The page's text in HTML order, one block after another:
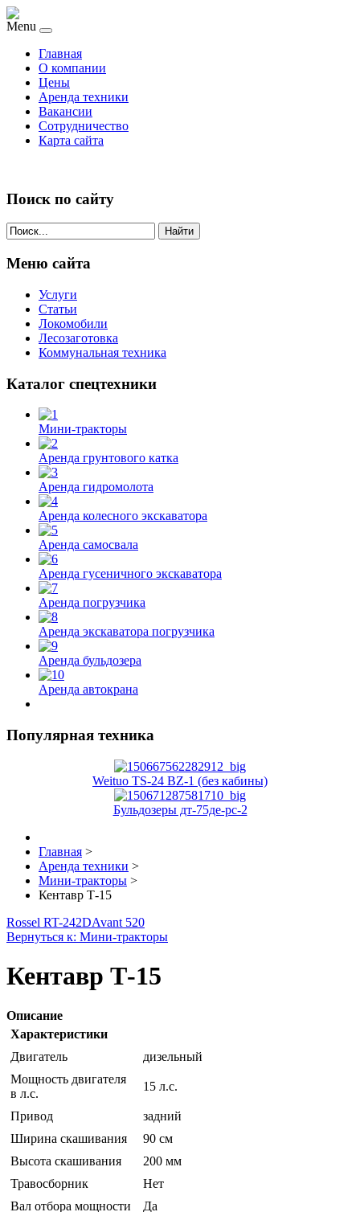
Menu
Главная
О компании
Цены
Аренда техники
Вакансии
Сотрудничество
Карта сайта
Поиск по сайту
Найти
Меню сайта
Услуги
Статьи
Локомобили
Лесозаготовка
Коммунальная техника
Каталог спецтехники
Мини-тракторы
Аренда грунтового катка
Аренда гидромолота
Аренда колесного экскаватора
Аренда самосвала
Аренда гусеничного экскаватора
Аренда погрузчика
Аренда экскаватора погрузчика
Аренда бульдозера
Аренда автокрана
Популярная техника
Weituo TS-24 BZ-1 (без кабины)
Бульдозеры дт-75де-рс-2
Главная >
Аренда техники >
Мини-тракторы >
Кентавр Т-15
Rossel RT-242DAvant 520
Вернуться к: Мини-тракторы
Кентавр Т-15
Описание
Характеристики
Двигатель
дизельный
Мощность двигателя
в л.с.
15 л.с.
Привод
задний
Ширина скашивания
90 см
Высота скашивания
200 мм
Травосборник
Нет
Вал отбора мощности
Да